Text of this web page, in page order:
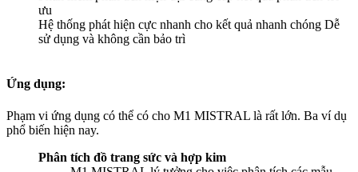
ưu
Hệ thống phát hiện cực nhanh cho kết quả nhanh chóng Dễ
sử dụng và không cần bảo trì
Ứng dụng:
Phạm vi ứng dụng có thể có cho M1 MISTRAL là rất lớn. Ba ví dụ
phổ biến hiện nay.
Phân tích đồ trang sức và hợp kim